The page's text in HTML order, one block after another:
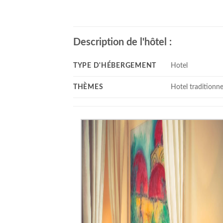
Description de l'hôtel :
TYPE D'HÉBERGEMENT Hotel
THÈMES Hotel